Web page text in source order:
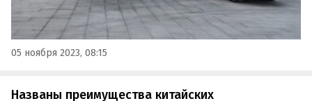
05 ноября 2023, 08:15
Названы преимущества китайских